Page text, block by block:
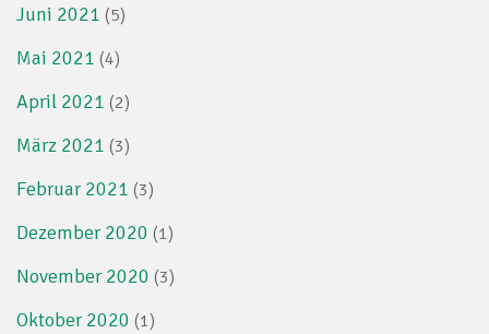
Juni 2021 (5)
Mai 2021 (4)
April 2021 (2)
März 2021 (3)
Februar 2021 (3)
Dezember 2020 (1)
November 2020 (3)
Oktober 2020 (1)